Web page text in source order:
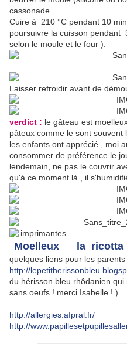
cassonade.
Cuire à 210 °C pendant 10
poursuivre la cuisson pendant
selon le moule et le four ).
Laisser refroidir avant de
verdict : le gâteau est
pâteux comme le sont souvent
les enfants ont apprécié , moi
consommer de préférence le
lendemain, ne pas le couvrir
qu'à ce moment là , il
quelques liens pour les
http://
du hérisson bleu rhôdanien
sans oeufs ! merci Isabelle ! )
http://allergies.afpral.fr/
http://